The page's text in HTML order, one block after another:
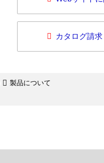
カタログ請求
製品について